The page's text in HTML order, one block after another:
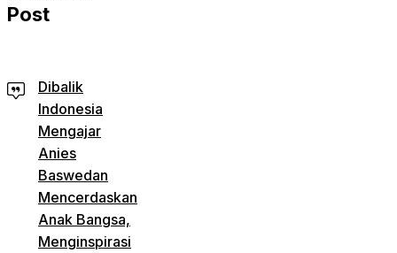
Post
Dibalik
Indonesia
Mengajar
Anies
Baswedan
Mencerdaskan
Anak Bangsa,
Menginspirasi